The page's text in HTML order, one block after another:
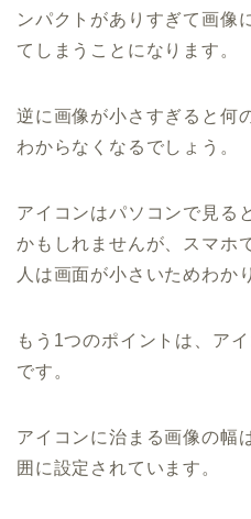
ンパクトがありすぎて画像
てしまうことになります。
逆に画像が小さすぎると何
わからなくなるでしょう。
アイコンはパソコンで見る
かもしれませんが、スマホ
人は画面が小さいためわか
もう1つのポイントは、ア
です。
アイコンに治まる画像の幅
囲に設定されています。